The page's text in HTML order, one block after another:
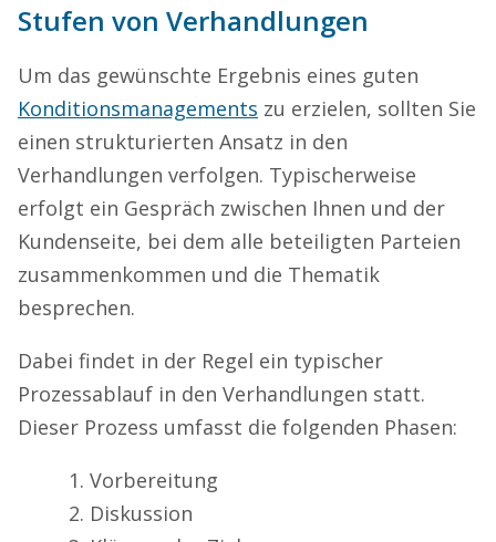
Stufen von Verhandlungen
Um das gewünschte Ergebnis eines guten
Konditionsmanagements zu erzielen, sollten Sie
einen strukturierten Ansatz in den
Verhandlungen verfolgen. Typischerweise
erfolgt ein Gespräch zwischen Ihnen und der
Kundenseite, bei dem alle beteiligten Parteien
zusammenkommen und die Thematik
besprechen.
Dabei findet in der Regel ein typischer
Prozessablauf in den Verhandlungen statt.
Dieser Prozess umfasst die folgenden Phasen:
Vorbereitung
Diskussion